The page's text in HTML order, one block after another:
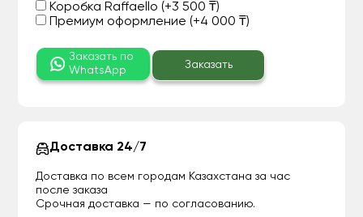
Коробка Raffaello (+3 500 ₸)
Премиум оформление (+4 000 ₸)
Заказать по
WhatsApp
Заказать
Доставка 24/7
Доставка по всем городам Казахстана за час
после заказа
Срочная доставка — по согласованию.